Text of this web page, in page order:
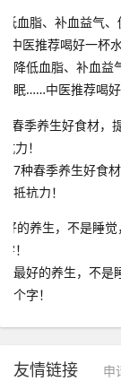
降低血脂、补血益
眠……中医推荐喝好
7种春季养生好食
抵抗力！
最好的养生，不是
个字！
友情链接
申